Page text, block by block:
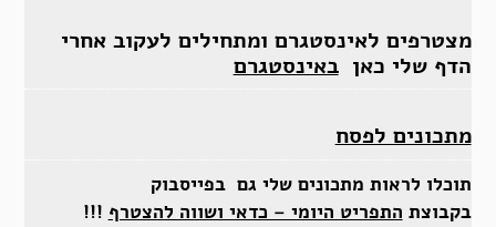
מצטרפים לאינסטגרם ומתחילים לעקוב אחרי
הדף שלי כאןבאינסטגרם
מתכונים לפסח
תוכלו לראות מתכונים שלי גם בפייסבוק
בקבוצת התפריט היומי – כדאי ושווה להצטרף !!!